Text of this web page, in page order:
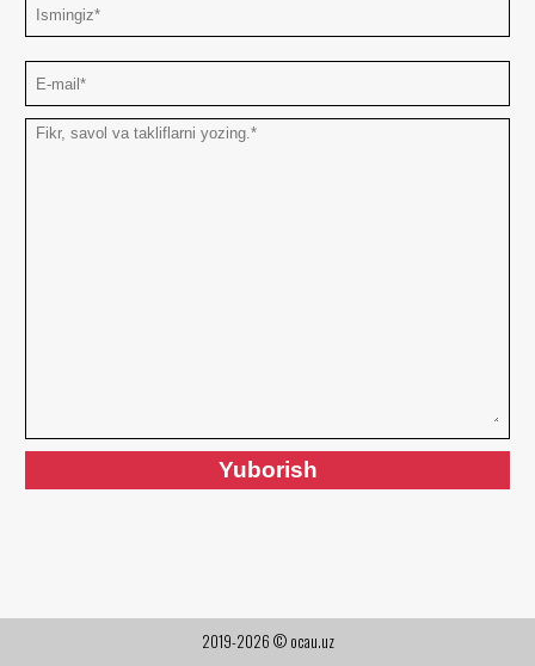
2019-2026 © ocau.uz